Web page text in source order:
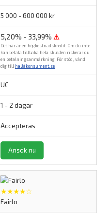
5 000 - 600 000 kr
5,20% - 33,99% ⚠
Det här är en högkostnadskredit. Om du inte
kan betala tillbaka hela skulden riskerar du
en betalningsanmärkning. För stöd, vänd
dig till hallåkonsument.se
UC
1 - 2 dagar
Accepteras
Ansök nu
★★★★☆
Fairlo